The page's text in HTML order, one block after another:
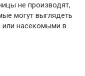
не производят,
могут выглядеть
насекомыми в